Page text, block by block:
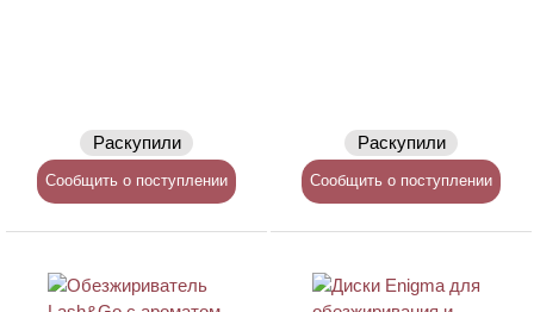
Раскупили
Сообщить о поступлении
Раскупили
Сообщить о поступлении